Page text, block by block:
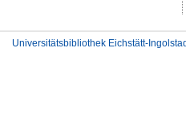
Universitätsbibliothek Eichstätt-